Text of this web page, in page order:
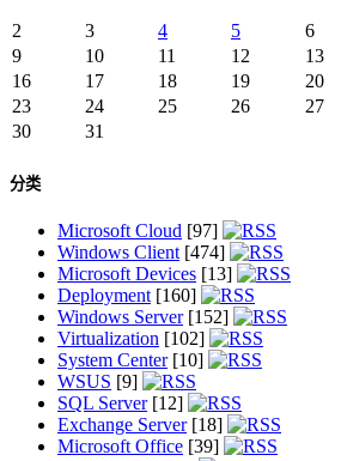
2
3 4 5 6
9
10 11 12 13
16
17 18 19 20
23
24 25 26 27
30
31
分类
Microsoft Cloud [97]
Windows Client[474]
Microsoft Devices [13]
Deployment[160]
Windows Server[152]
Virtualization [102]
System Center[10]
WSUS [9]
SQL Server[12]
Exchange Server[18]
Microsoft Office [39]